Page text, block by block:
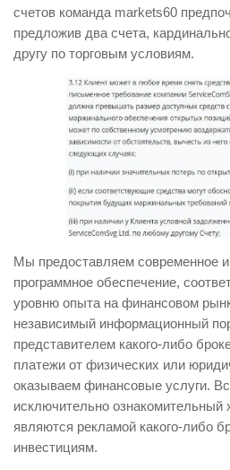
счетов команда markets60
предложив два счета,
другу по торговым условиям.
Мы предоставляем современное и
программное обеспечение,
уровню опыта на финансовом
независимый информационный
представителем какого-либо
платежи от физических или
оказываем финансовые услуги.
исключительно ознакомительный
являются рекламой какого-либо
инвестициям.